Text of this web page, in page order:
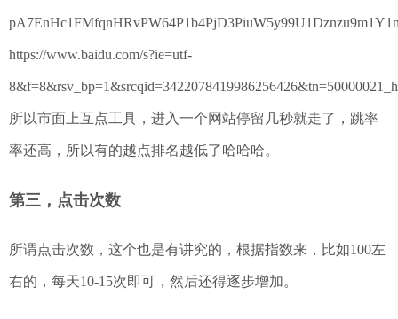
https://www.baidu.com/s?ie=utf-
所以市面上互点工具，进入一个网站停留几秒就走了，跳率
率还高，所以有的越点排名越低了哈哈哈。
第三，点击次数
所谓点击次数，这个也是有讲究的，根据指数来，比如100左
右的，每天10-15次即可，然后还得逐步增加。